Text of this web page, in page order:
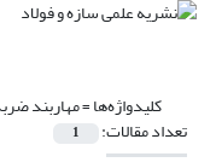
کلیدواژه‌ها =مهاربند
تعداد مقالات: 1